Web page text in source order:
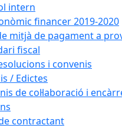
intern
financer 2019-2020
mitjà de pagament a
fiscal
i convenis
/ Edictes
de col·laboració i
contractant